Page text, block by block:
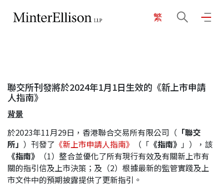
繁
關於我們
我們的團隊
聯交所刊發將於2024年1月1日生效的《新上市申請
人指南》
背景
於2023年11月29日，香港聯合交易所有限公司（ 「聯交
所」 ）刊發了 《新上市申請人指南》 （「 《指南》 」），該
《指南》
（1）整合並優化了所有現行有效及有關新上市有
關的指引信及上市決策；及（2）根據最新的監管實踐及上
市文件中的預期披露提供了更新指引。